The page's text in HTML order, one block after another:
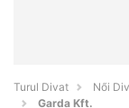
Turul Divat
Női
Garda Kft.